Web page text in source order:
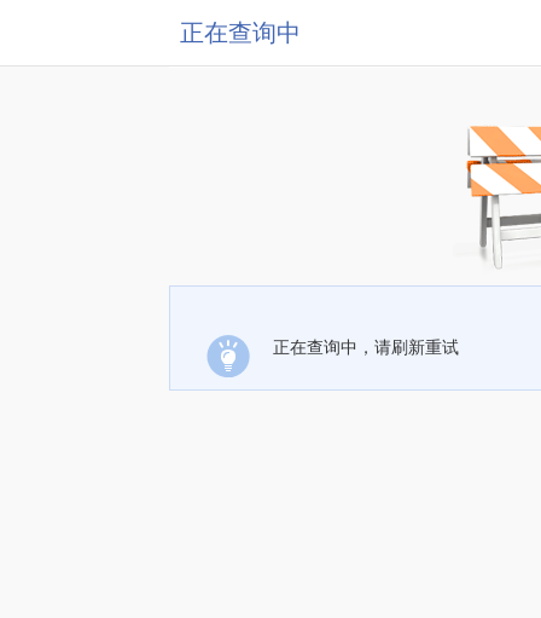
正在查询中
正在查询中，请刷新重试